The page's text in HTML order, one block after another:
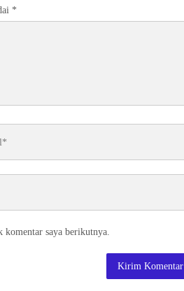
*
komentar saya berikutnya.